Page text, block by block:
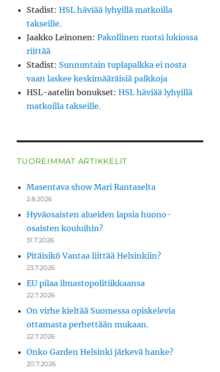
Stadist:HSL häviää lyhyillä matkoilla
takseille.
Jaakko Leinonen:Pakollinen ruotsi lukiossa
riittää
Stadist: Sunnuntain tuplapalkka ei nosta
vaan laskee keskimääräisiä palkkoja
HSL-aatelin bonukset:HSL häviää lyhyillä
matkoilla takseille.
TUOREIMMAT ARTIKKELIT
Masentava show Mari Rantaselta
2.8.2026
Hyväosaisten alueiden lapsia huono-
osaisten kouluihin?
31.7.2026
Pitäisikö Vantaa liittää Helsinkiin?
23.7.2026
EU pilaa ilmastopolitiikkaansa
22.7.2026
On virhe kieltää Suomessa opiskelevia
ottamasta perhettään mukaan.
22.7.2026
Onko Garden Helsinki järkevä hanke?
20.7.2026